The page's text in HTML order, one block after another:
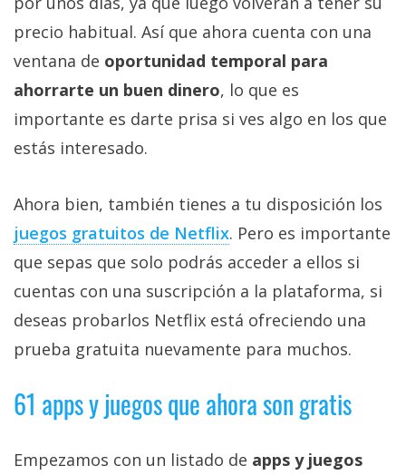
precio habitual. Así que ahora cuenta con una
ventana de oportunidad temporal para
ahorrarte un buen dinero, lo que es
importante es darte prisa si ves algo en los que
estás interesado.
Ahora bien, también tienes a tu disposición los
juegos gratuitos de Netflix‎. Pero es importante
que sepas que solo podrás acceder a ellos si
cuentas con una suscripción a la plataforma, si
deseas probarlos Netflix está ofreciendo una
prueba gratuita nuevamente para muchos.
61 apps y juegos que ahora son gratis
Empezamos con un listado de apps y juegos